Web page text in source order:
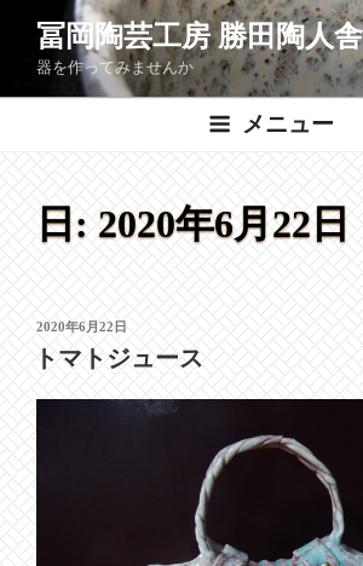
ン
へ
ス
キ
ッ
プ
冨岡陶芸工房 勝田陶人舎
器を作ってみませんか
メニュー
日:2020年6月22日
投
稿
日:
2020年6月22日
トマトジュース